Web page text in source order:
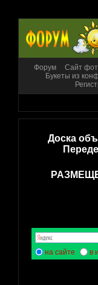
Форум Сайт
Букеты из
Доска
на сайте в